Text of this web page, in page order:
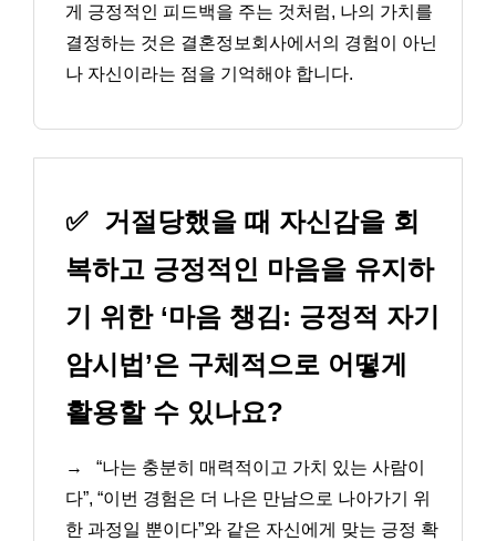
게 긍정적인 피드백을 주는 것처럼, 나의 가치를
결정하는 것은 결혼정보회사에서의 경험이 아닌
나 자신이라는 점을 기억해야 합니다.
✅ 거절당했을 때 자신감을 회
복하고 긍정적인 마음을 유지하
기 위한 ‘마음 챙김: 긍정적 자기
암시법’은 구체적으로 어떻게
활용할 수 있나요?
→
“나는 충분히 매력적이고 가치 있는 사람이
다”, “이번 경험은 더 나은 만남으로 나아가기 위
한 과정일 뿐이다”와 같은 자신에게 맞는 긍정 확